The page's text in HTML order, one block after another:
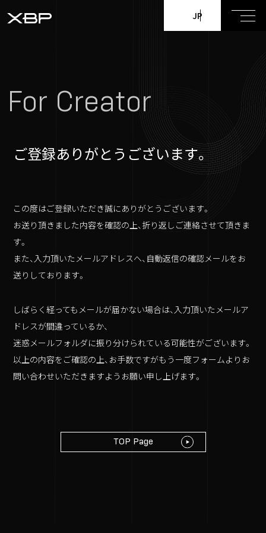
JP
Accsess
〒103-0027
東京都中央区日本橋2-3-21 八重洲セントラルビル9F
GoogleMAP
For Creator
ご登録ありがとうございます。
この度はご登録いただき誠にありがとうございます。
お送り頂きました内容を確認の上、折り返しご連絡させて頂きま
す。
また、入力頂いたメールアドレスへ、自動返信の確認メールをお
送りしております。
しばらく経ってもメールが届かない場合は、入力頂いたメールア
ドレスが間違っているか、
迷惑メールフォルダに振り分けられている可能性がございます。
以上の内容をご確認の上、お手数ですがもう一度フォームよりお
問い合わせいただきますようお願い申し上げます。
TOP Page